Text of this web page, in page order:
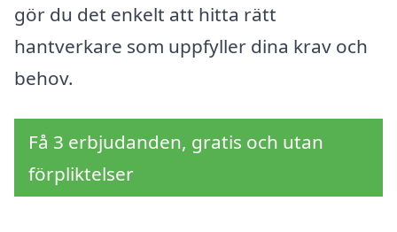
gör du det enkelt att hitta rätt
hantverkare som uppfyller dina krav och
behov.
Få 3 erbjudanden, gratis och utan
förpliktelser